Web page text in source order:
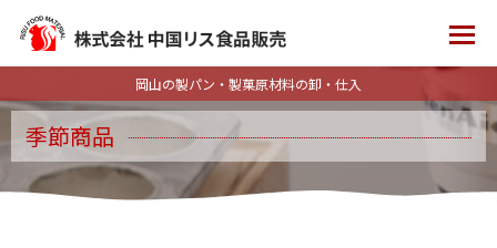
岡山の製パン・製菓原材料の卸・仕入
季節商品